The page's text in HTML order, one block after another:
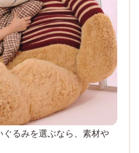
るみを選ぶなら、素材や